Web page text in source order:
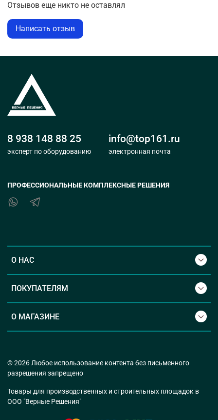
Отзывов еще никто не оставлял
Написать отзыв
О НАС
ПОКУПАТЕЛЯМ
О МАГАЗИНЕ
8 938 148 88 25
эксперт по оборудованию
info@top161.ru
электронная почта
ПРОФЕССИОНАЛЬНЫЕ КОМПЛЕКСНЫЕ РЕШЕНИЯ
© 2026 Любое использование контента без письменного
разрешения запрещено
Товары для производственных и строительных площадок в
ООО "Верные Решения"